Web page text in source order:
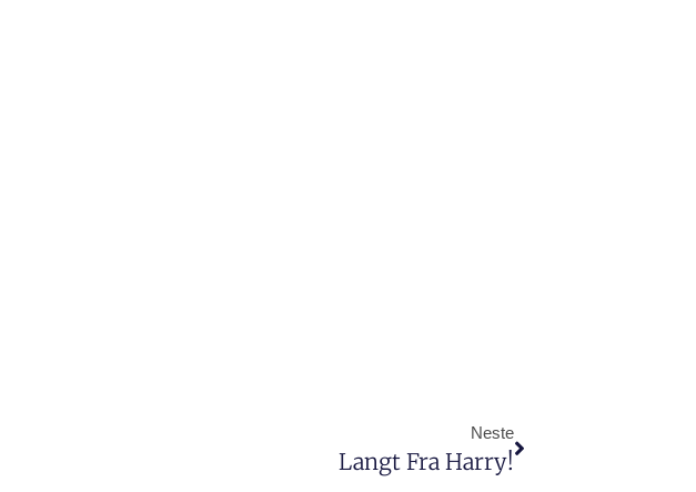
Neste
Langt Fra Harry!